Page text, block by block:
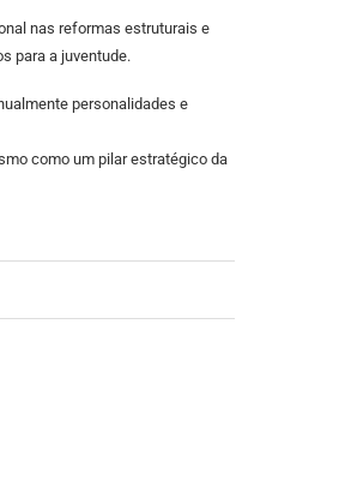
nas reformas estruturais e
para a juventude.
personalidades e
como um pilar estratégico da